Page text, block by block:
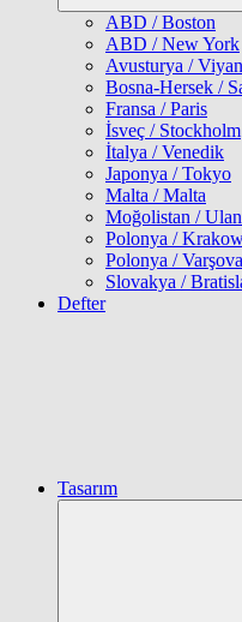
ABD / Boston
ABD / New York
Avusturya /
Bosna-Hersek /
Fransa / Paris
İsveç / Stockholm
İtalya / Venedik
Japonya / Tokyo
Malta / Malta
Moğolistan /
Polonya /
Polonya / Varşova
Slovakya /
Defter
Tasarım